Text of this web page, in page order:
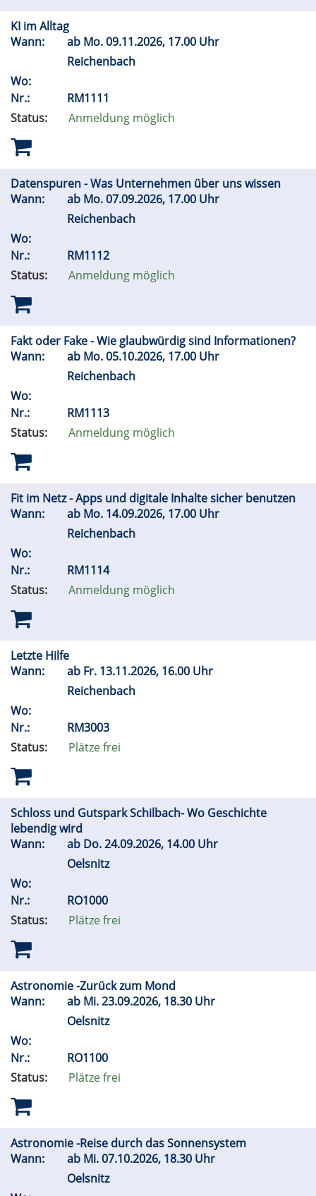
KI im Alltag
Wann:
ab Mo.09.11.2026, 17.00 Uhr
Reichenbach
Wo:
Nr.:
RM1111
Status:
Anmeldung möglich
Datenspuren - Was Unternehmen über uns wissen
Wann:
ab Mo.07.09.2026, 17.00 Uhr
Reichenbach
Wo:
Nr.:
RM1112
Status:
Anmeldung möglich
Fakt oder Fake - Wie glaubwürdig sind Informationen?
Wann:
ab Mo.05.10.2026, 17.00 Uhr
Reichenbach
Wo:
Nr.:
RM1113
Status:
Anmeldung möglich
Fit im Netz - Apps und digitale Inhalte sicher benutzen
Wann:
ab Mo. 14.09.2026, 17.00 Uhr
Reichenbach
Wo:
Nr.:
RM1114
Status:
Anmeldung möglich
Letzte Hilfe
Wann:
ab Fr. 13.11.2026, 16.00 Uhr
Reichenbach
Wo:
Nr.:
RM3003
Status:
Plätze frei
Schloss und Gutspark Schilbach- Wo Geschichte
lebendig wird
Wann:
ab Do.24.09.2026, 14.00 Uhr
Oelsnitz
Wo:
Nr.:
RO1000
Status:
Plätze frei
Astronomie -Zurück zum Mond
Wann:
ab Mi.23.09.2026, 18.30 Uhr
Oelsnitz
Wo:
Nr.:
RO1100
Status:
Plätze frei
Astronomie -Reise durch das Sonnensystem
Wann:
ab Mi.07.10.2026, 18.30 Uhr
Oelsnitz